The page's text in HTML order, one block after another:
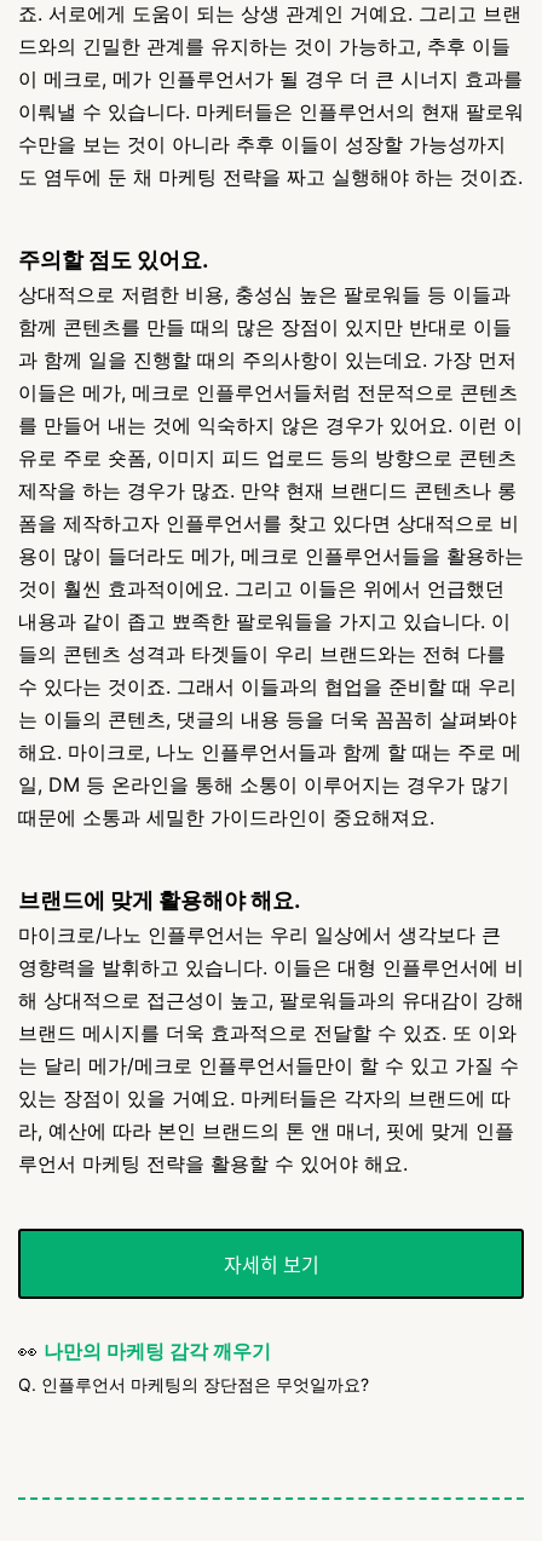
죠. 서로에게 도움이 되는 상생 관계인 거예요. 그리고 브랜
드와의 긴밀한 관계를 유지하는 것이 가능하고, 추후 이들
이 메크로, 메가 인플루언서가 될 경우 더 큰 시너지 효과를
이뤄낼 수 있습니다. 마케터들은 인플루언서의 현재 팔로워
수만을 보는 것이 아니라 추후 이들이 성장할 가능성까지
도 염두에 둔 채 마케팅 전략을 짜고 실행해야 하는 것이죠.
주의할 점도 있어요.
상대적으로 저렴한 비용, 충성심 높은 팔로워들 등 이들과
함께 콘텐츠를 만들 때의 많은 장점이 있지만 반대로 이들
과 함께 일을 진행할 때의 주의사항이 있는데요. 가장 먼저
이들은 메가, 메크로 인플루언서들처럼 전문적으로 콘텐츠
를 만들어 내는 것에 익숙하지 않은 경우가 있어요. 이런 이
유로 주로 숏폼, 이미지 피드 업로드 등의 방향으로 콘텐츠
제작을 하는 경우가 많죠. 만약 현재 브랜디드 콘텐츠나 롱
폼을 제작하고자 인플루언서를 찾고 있다면 상대적으로 비
용이 많이 들더라도 메가, 메크로 인플루언서들을 활용하는
것이 훨씬 효과적이에요. 그리고 이들은 위에서 언급했던
내용과 같이 좁고 뾰족한 팔로워들을 가지고 있습니다. 이
들의 콘텐츠 성격과 타겟들이 우리 브랜드와는 전혀 다를
수 있다는 것이죠. 그래서 이들과의 협업을 준비할 때 우리
는 이들의 콘텐츠, 댓글의 내용 등을 더욱 꼼꼼히 살펴봐야
해요. 마이크로, 나노 인플루언서들과 함께 할 때는 주로 메
일, DM 등 온라인을 통해 소통이 이루어지는 경우가 많기
때문에 소통과 세밀한 가이드라인이 중요해져요.
브랜드에 맞게 활용해야 해요.
마이크로/나노 인플루언서는 우리 일상에서 생각보다 큰
영향력을 발휘하고 있습니다. 이들은 대형 인플루언서에 비
해 상대적으로 접근성이 높고, 팔로워들과의 유대감이 강해
브랜드 메시지를 더욱 효과적으로 전달할 수 있죠. 또 이와
는 달리 메가/메크로 인플루언서들만이 할 수 있고 가질 수
있는 장점이 있을 거예요. 마케터들은 각자의 브랜드에 따
라, 예산에 따라 본인 브랜드의 톤 앤 매너, 핏에 맞게 인플
루언서 마케팅 전략을 활용할 수 있어야 해요.
자세히 보기
👀 나만의 마케팅 감각 깨우기
Q. 인플루언서 마케팅의 장단점은 무엇일까요?